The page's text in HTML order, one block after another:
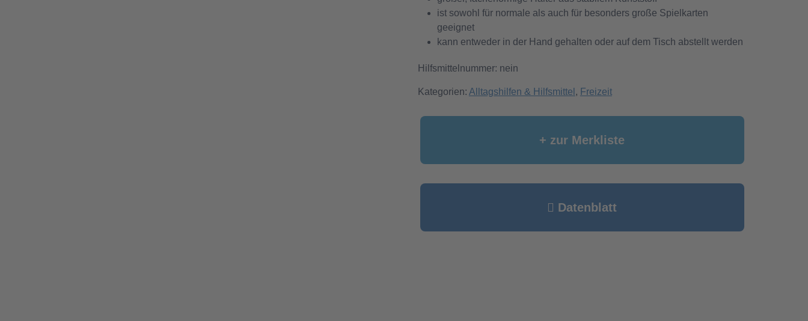
ist sowohl für normale als auch für besonders große Spielkarten
geeignet
kann entweder in der Hand gehalten oder auf dem Tisch abstellt werden
Hilfsmittelnummer: nein
Kategorien: Alltagshilfen & Hilfsmittel , Freizeit
+ zur Merkliste
Datenblatt